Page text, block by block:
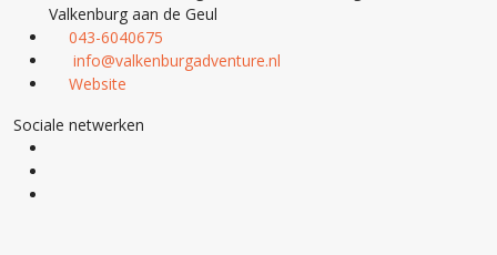
Valkenburg aan de Geul
043-6040675
info@valkenburgadventure.nl
Website
Sociale netwerken